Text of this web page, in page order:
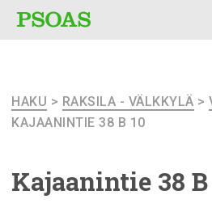
HAKU > RAKSILA - VÄLKKYLÄ >
KAJAANINTIE 38 B 10
Kajaanintie 38